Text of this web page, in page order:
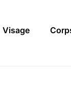
Visage